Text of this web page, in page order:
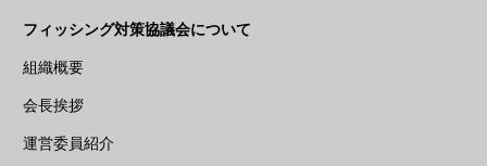
フィッシング対策協議会について
組織概要
会長挨拶
運営委員紹介